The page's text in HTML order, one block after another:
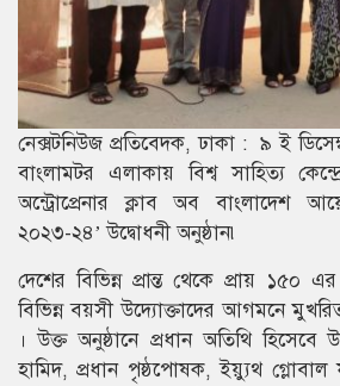
নেক্সটনিউজ প্রতিবেদক, ঢাকা : ৯ ই
বাংলামটর এলাকায় বিশ্ব সাহিত্য
অন্ট্রোপ্রেনার ক্লাব অব বাংলাদেশ
২০২৩-২৪’ উদ্বোধনী অনুষ্ঠান৷
দেশের বিভিন্ন প্রান্ত থেকে প্রায়
বিভিন্ন বয়সী উদ্যোক্তাদের আগমনে
। উক্ত অনুষ্ঠানে প্রধান অতিথি হিসেবে
হামিদ, প্রধান পৃষ্ঠপোষক, ইয়্যুথ গ্লোবাল